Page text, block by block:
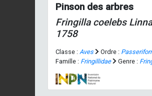
Pinson des arbres
Fringilla coelebs
1758
Classe : Aves Ordre :
Famille : Fringillidae Genre :